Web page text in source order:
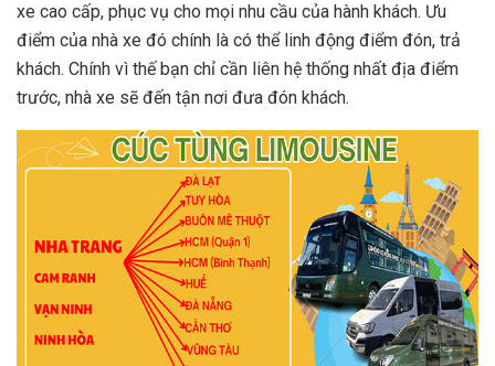
xe cao cấp, phục vụ cho mọi nhu cầu của hành khách. Ưu
điểm của nhà xe đó chính là có thể linh động điểm đón, trả
khách. Chính vì thế bạn chỉ cần liên hệ thống nhất địa điểm
trước, nhà xe sẽ đến tận nơi đưa đón khách.